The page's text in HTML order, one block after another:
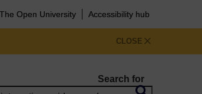
Open University Accessibility hub
CLOSE
Search for